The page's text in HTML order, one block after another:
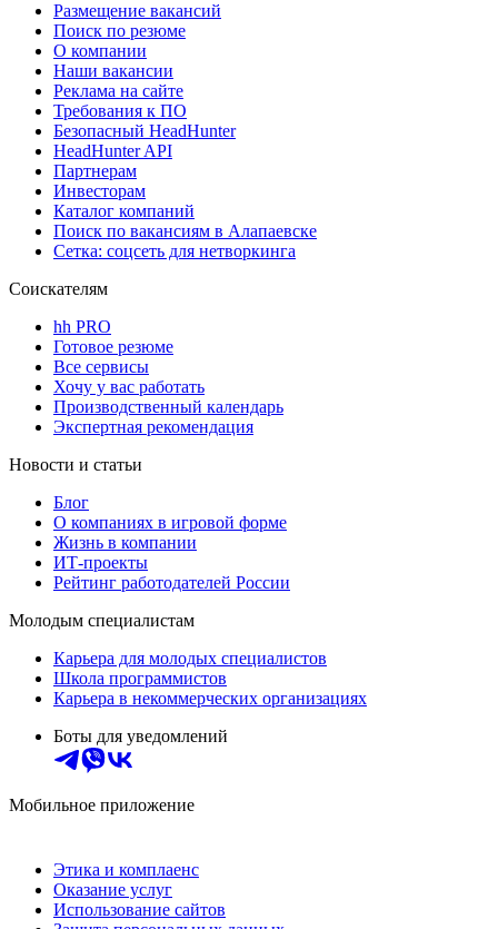
Размещение вакансий
Поиск по резюме
О компании
Наши вакансии
Реклама на сайте
Требования к ПО
Безопасный HeadHunter
HeadHunter API
Партнерам
Инвесторам
Каталог компаний
Поиск по вакансиям в Алапаевске
Сетка: соцсеть для нетворкинга
Соискателям
hh PRO
Готовое резюме
Все сервисы
Хочу у вас работать
Производственный календарь
Экспертная рекомендация
Новости и статьи
Блог
О компаниях в игровой форме
Жизнь в компании
ИТ-проекты
Рейтинг работодателей России
Молодым специалистам
Карьера для молодых специалистов
Школа программистов
Карьера в некоммерческих организациях
Боты для уведомлений
Мобильное приложение
Этика и комплаенс
Оказание услуг
Использование сайтов